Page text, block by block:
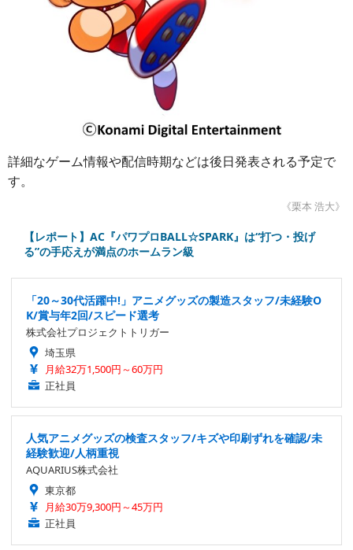
詳細なゲーム情報や配信時期などは後日発表される予定で
す。
《栗本 浩大》
【レポート】AC『パワプロBALL☆SPARK』は“打つ・投げ
る”の手応えが満点のホームラン級
「20～30代活躍中!」アニメグッズの製造スタッフ/未経験O
K/賞与年2回/スピード選考
株式会社プロジェクトトリガー
埼玉県
月給32万1,500円～60万円
正社員
人気アニメグッズの検査スタッフ/キズや印刷ずれを確認/未
経験歓迎/人柄重視
AQUARIUS株式会社
東京都
月給30万9,300円～45万円
正社員